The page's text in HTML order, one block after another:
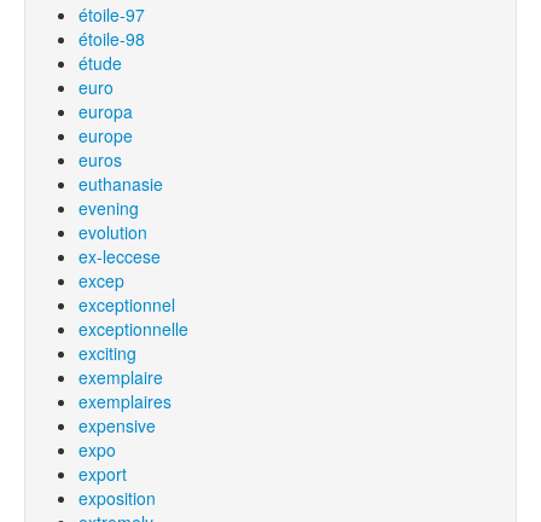
étoile-97
étoile-98
étude
euro
europa
europe
euros
euthanasie
evening
evolution
ex-leccese
excep
exceptionnel
exceptionnelle
exciting
exemplaire
exemplaires
expensive
expo
export
exposition